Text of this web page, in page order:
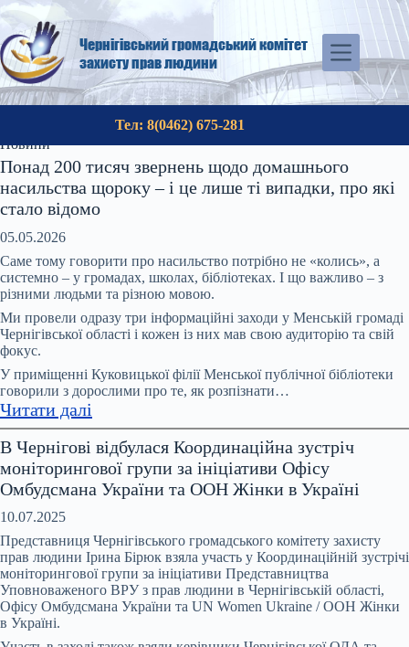
Перейти
до
вмісту
Чернігівський громадський комітет
захисту прав людини
Тел: 8(0462) 675-281
Новини
Понад 200 тисяч звернень щодо домашнього
насильства щороку – і це лише ті випадки, про які
стало відомо
05.05.2026
Саме тому говорити про насильство потрібно не «колись», а
системно – у громадах, школах, бібліотеках. І що важливо – з
різними людьми та різною мовою.
Ми провели одразу три інформаційні заходи у Менській громаді
Чернігівської області і кожен із них мав свою аудиторію та свій
фокус.
У приміщенні Куковицької філії Менської публічної бібліотеки
говорили з дорослими про те, як розпізнати…
Читати далі
Понад
200
тисяч
звернень
домашнього
насильства
щороку
–
це
В Чернігові відбулася Координаційна зустріч
моніторингової групи за ініціативи Офісу
Омбудсмана України та ООН Жінки в Україні
10.07.2025
Представниця Чернігівського громадського комітету захисту
прав людини Ірина Бірюк взяла участь у Координаційній зустрічі
моніторингової групи за ініціативи Представництва
Уповноваженого ВРУ з прав людини в Чернігівській області,
Офісу Омбудсмана України та UN Women Ukraine / ООН Жінки
в Україні.